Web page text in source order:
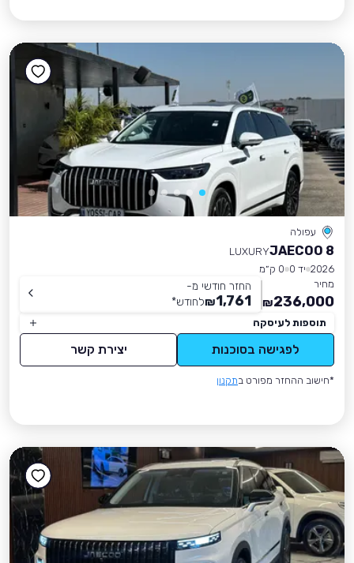
עפולה
JAECOO 8
LUXURY
2026 יד 0
0 ק״מ
מחיר
236,000
₪
החזר חודשי מ-
1,761
₪לחודש*
תוספות לעיסקה
לפגישה בסוכנות יצירת קשר
*חישוב ההחזר מפורט בתקנון